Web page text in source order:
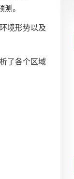
。
境形势以及
了各个区域